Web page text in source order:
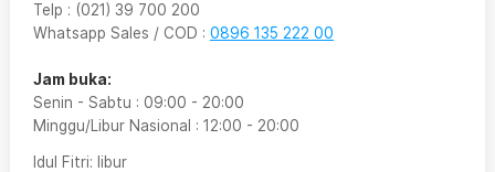
Telp : (021) 39 700 200
Whatsapp Sales / COD : 0896 135 222 00
Jam buka:
Senin - Sabtu : 09:00 - 20:00
Minggu/Libur Nasional : 12:00 - 20:00
Idul Fitri: libur